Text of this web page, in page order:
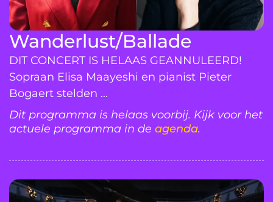
Wanderlust/Ballade
DIT CONCERT IS HELAAS GEANNULEERD!
Sopraan Elisa Maayeshi en pianist Pieter
Bogaert stelden ...
Dit programma is helaas voorbij. Kijk voor het
actuele programma in de agenda.